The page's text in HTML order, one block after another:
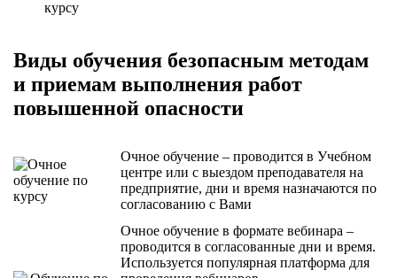
Виды обучения безопасным методам
и приемам выполнения работ
повышенной опасности
Очное обучение – проводится в Учебном
центре или с выездом преподавателя на
предприятие, дни и время назначаются по
согласованию с Вами
Очное обучение в формате вебинара –
проводится в согласованные дни и время.
Используется популярная платформа для